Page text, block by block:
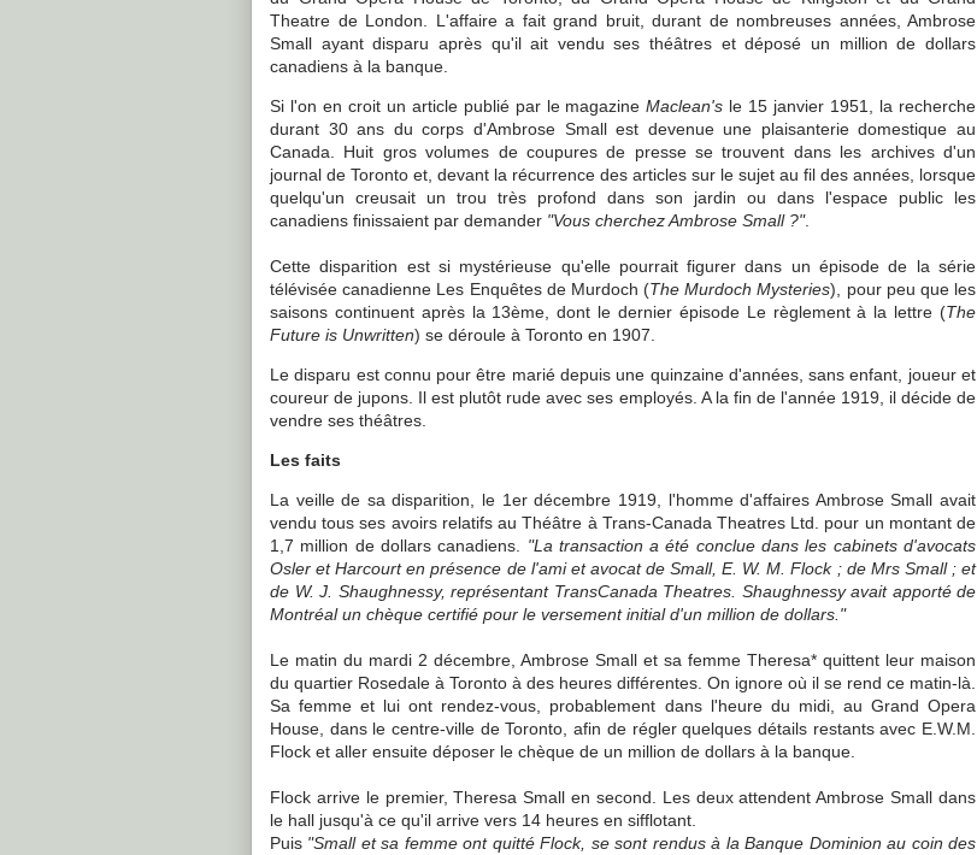
Theatre de London. L'affaire a fait grand bruit, durant de nombreuses années, Ambrose
Small ayant disparu après qu'il ait vendu ses théâtres et déposé un million de dollars
canadiens à la banque.
Si l'on en croit un article publié par le magazineMaclean's le 15 janvier 1951, la recherche
durant 30 ans du corps d'Ambrose Small est devenue une plaisanterie domestique au
Canada. Huit gros volumes de coupures de presse se trouvent dans les archives d'un
journal de Toronto et, devant la récurrence des articles sur le sujet au fil des années, lorsque
quelqu'un creusait un trou très profond dans son jardin ou dans l'espace public les
canadiens finissaient par demander "Vous cherchez Ambrose Small ?".
Cette disparition est si mystérieuse qu'elle pourrait figurer dans un épisode de la série
télévisée canadienne Les Enquêtes de Murdoch (The Murdoch Mysteries), pour peu que les
saisons continuent après la 13ème, dont le dernier épisode Le règlement à la lettre (The
Future is Unwritten) se déroule à Toronto en 1907.
Le disparu est connu pour être marié depuis une quinzaine d'années, sans enfant, joueur et
coureur de jupons. Il est plutôt rude avec ses employés. A la fin de l'année 1919, il décide de
vendre ses théâtres.
Les faits
La veille de sa disparition, le 1er décembre 1919, l'homme d'affaires Ambrose Small avait
vendu tous ses avoirs relatifs au Théâtre à Trans-Canada Theatres Ltd. pour un montant de
1,7 million de dollars canadiens. "La transaction a été conclue dans les cabinets d'avocats
Osler et Harcourt en présence de l'ami et avocat de Small, E. W. M. Flock ; de Mrs Small ; et
de W. J. Shaughnessy, représentant TransCanada Theatres. Shaughnessy avait apporté de
Montréal un chèque certifié pour le versement initial d'un million de dollars."
Le matin du mardi 2 décembre, Ambrose Small et sa femme Theresa* quittent leur maison
du quartier Rosedale à Toronto à des heures différentes. On ignore où il se rend ce matin-là.
Sa femme et lui ont rendez-vous, probablement dans l'heure du midi, au Grand Opera
House, dans le centre-ville de Toronto, afin de régler quelques détails restants avec E.W.M.
Flock et aller ensuite déposer le chèque de un million de dollars à la banque.
Flock arrive le premier, Theresa Small en second. Les deux attendent Ambrose Small dans
le hall jusqu'à ce qu'il arrive vers 14 heures en sifflotant.
Puis "Small et sa femme ont quitté Flock, se sont rendus à la Banque Dominion au coin des